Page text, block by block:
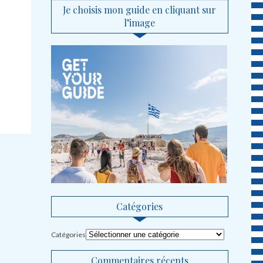
Je choisis mon guide en cliquant sur
l’image
Catégories
Catégories
Commentaires récents